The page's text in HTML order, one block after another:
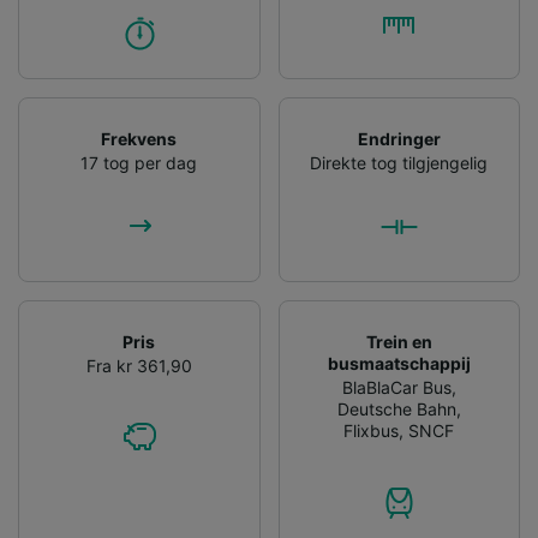
Frekvens
17 tog per dag
Endringer
Direkte tog tilgjengelig
Pris
Fra kr 361,90
Trein en
busmaatschappij
BlaBlaCar Bus,
Deutsche Bahn,
Flixbus, SNCF